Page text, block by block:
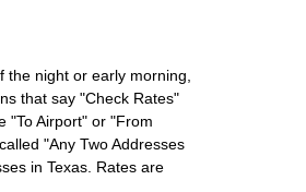
night or early morning,
that say "Check Rates"
"To Airport" or "From
"Any Two Addresses
in Texas. Rates are